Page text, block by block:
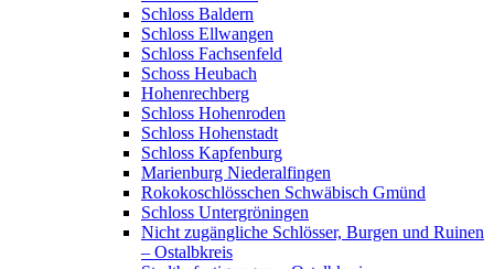
Schloss Baldern
Schloss Ellwangen
Schloss Fachsenfeld
Schoss Heubach
Hohenrechberg
Schloss Hohenroden
Schloss Hohenstadt
Schloss Kapfenburg
Marienburg Niederalfingen
Rokokoschlösschen Schwäbisch Gmünd
Schloss Untergröningen
Nicht zugängliche Schlösser, Burgen und Ruinen
– Ostalbkreis